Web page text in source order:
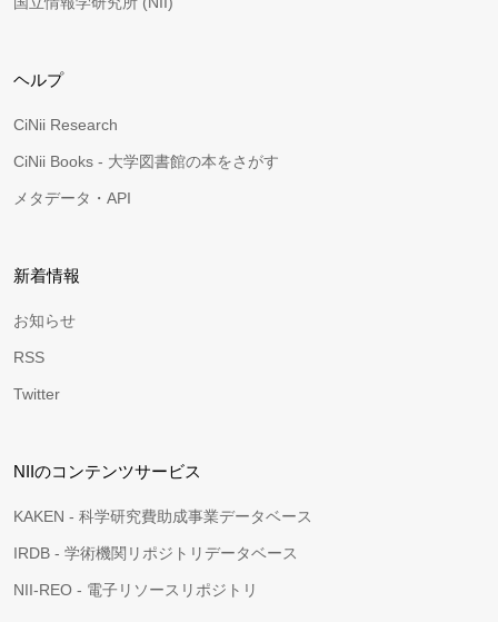
ヘルプ
CiNii Research
CiNii Books - 大学図書館の本をさがす
メタデータ・API
新着情報
お知らせ
RSS
Twitter
NIIのコンテンツサービス
KAKEN - 科学研究費助成事業データベース
IRDB - 学術機関リポジトリデータベース
NII-REO - 電子リソースリポジトリ